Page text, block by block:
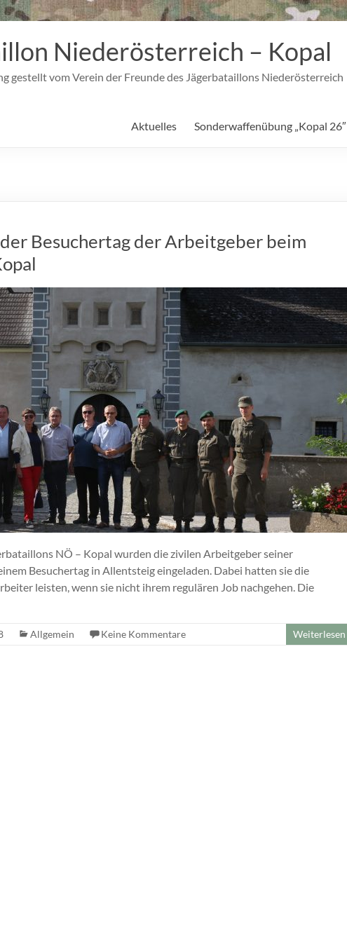
Niederösterreich – Kopal
gestellt vom Verein der Freunde des Jägerbataillons Niederösterreich
Aktuelles Sonderwaffenübung „Kopal 26″
Besuchertag der Arbeitgeber beim
NÖ – Kopal wurden die zivilen Arbeitgeber seiner
Besuchertag in Allentsteig eingeladen. Dabei hatten sie die
leisten, wenn sie nicht ihrem regulären Job nachgehen. Die
Allgemein Keine Kommentare Weiterlesen